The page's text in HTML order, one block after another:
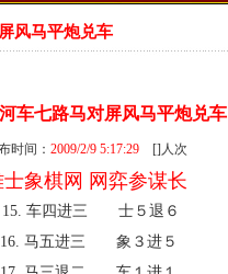
风马平炮兑车
车七路马对屏风马平炮兑车
时间： 2009/2/9 5:17:29 []人次
士象棋网 网弈参谋长
15. 车四进三 士５退６
16. 马五进三 象３进５